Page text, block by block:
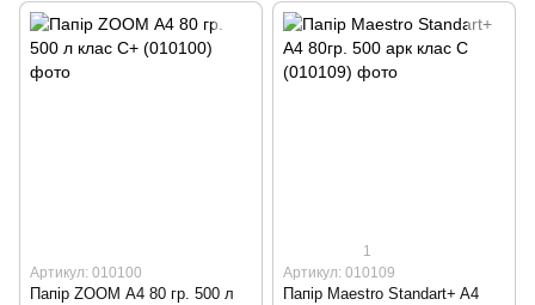
Артикул: 010100
Папір ZOOM А4 80 гр. 500 л
1
Артикул: 010109
Папір Maestro Standart+ A4